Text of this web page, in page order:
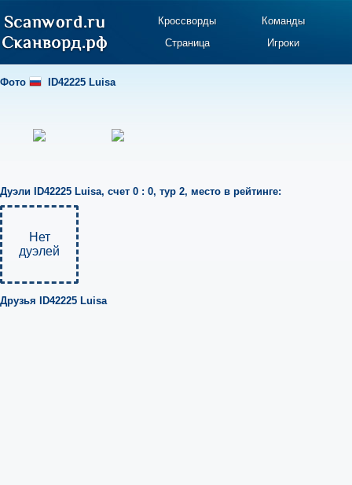
Кроссворды
Команды
Страница
Игроки
Фото ID42225 Luisa
Дуэли ID42225 Luisa, счет 0 : 0, тур 2, место в рейтинге:
Нет
дуэлей
Друзья ID42225 Luisa